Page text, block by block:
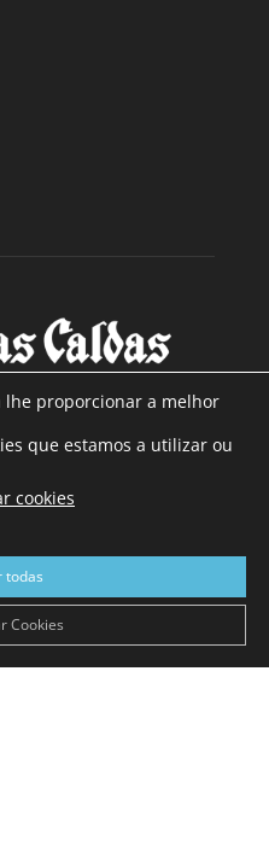
NÓS
e mais de 90 anos de
mais de 40.000 leitores por
distribuição em Portugal
online.
lhe proporcionar a melhor
que estamos a utilizar ou
cookies
todas
Cookies